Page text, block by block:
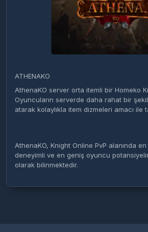
ATHENAKO
AthenaKO server orta itemli bir Homeko
Oyuncuların serverde daha rahat bir
atarak kolaylıkla item dizmeleri amacı ile
AthenaKO, Knight Online PvP alanında
deneyimli ve en geniş oyuncu
olarak bilinmektedir.